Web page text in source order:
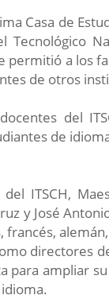
Casa de
a los
de otros
del
de
ITSCH,
y José
directores
para ampliar